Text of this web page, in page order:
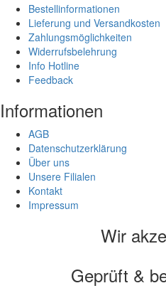
Bestellinformationen
Lieferung und Versandkosten
Zahlungsmöglichkeiten
Widerrufsbelehrung
Info Hotline
Feedback
Informationen
AGB
Datenschutzerklärung
Über uns
Unsere Filialen
Kontakt
Impressum
Wir
Geprüft &